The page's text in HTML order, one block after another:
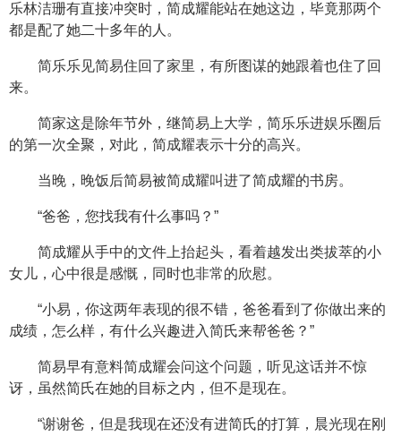
乐林洁珊有直接冲突时，简成耀能站在她这边，毕竟那两个
都是配了她二十多年的人。
简乐乐见简易住回了家里，有所图谋的她跟着也住了回
来。
简家这是除年节外，继简易上大学，简乐乐进娱乐圈后
的第一次全聚，对此，简成耀表示十分的高兴。
当晚，晚饭后简易被简成耀叫进了简成耀的书房。
“爸爸，您找我有什么事吗？”
简成耀从手中的文件上抬起头，看着越发出类拔萃的小
女儿，心中很是感慨，同时也非常的欣慰。
“小易，你这两年表现的很不错，爸爸看到了你做出来的
成绩，怎么样，有什么兴趣进入简氏来帮爸爸？”
简易早有意料简成耀会问这个问题，听见这话并不惊
讶，虽然简氏在她的目标之内，但不是现在。
“谢谢爸，但是我现在还没有进简氏的打算，晨光现在刚